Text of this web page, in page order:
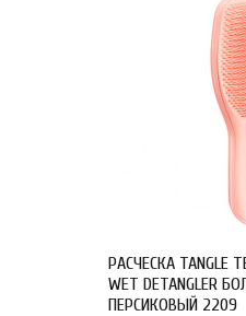
РАСЧЕСКА TANGLE
WET DETANGLER
ПЕРСИКОВЫЙ 2209